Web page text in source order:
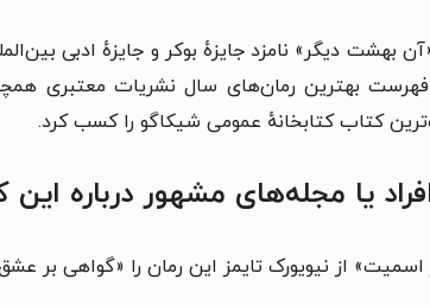
فهرست بهترین رمان‌های سال نشریات معتبری
کتاب کتابخانهٔ عمومی شیکاگو را کسب کرد.
یا مجله‌های مشهور درباره
اسمیت» از نیویورک تایمز این رمان را «گواهی بر